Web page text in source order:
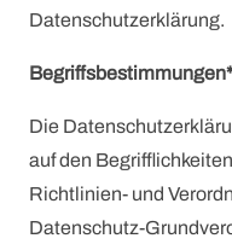
Datenschutzerklärung.
Die
auf den
Richtlinien- und
Datenschutz-